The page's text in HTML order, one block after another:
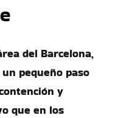
del Barcelona,
pequeño paso
y
que en los